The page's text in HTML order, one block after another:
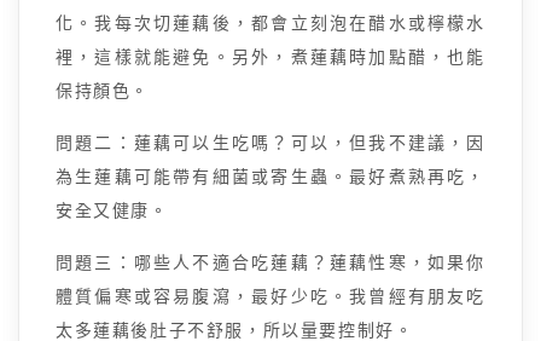
化。我每次切蓮藕後，都會立刻泡在醋水或檸檬水
裡，這樣就能避免。另外，煮蓮藕時加點醋，也能
保持顏色。
問題二：蓮藕可以生吃嗎？可以，但我不建議，因
為生蓮藕可能帶有細菌或寄生蟲。最好煮熟再吃，
安全又健康。
問題三：哪些人不適合吃蓮藕？蓮藕性寒，如果你
體質偏寒或容易腹瀉，最好少吃。我曾經有朋友吃
太多蓮藕後肚子不舒服，所以量要控制好。